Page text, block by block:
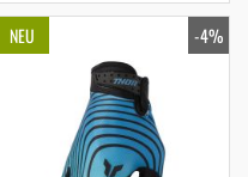
NEU -4%